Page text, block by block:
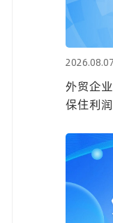
2026.08.07
外贸企
保住利润